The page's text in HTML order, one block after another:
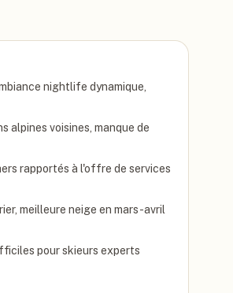
nightlife dynamique,
alpines voisines, manque de
rapportés à l'offre de services
meilleure neige en mars-avril
pour skieurs experts